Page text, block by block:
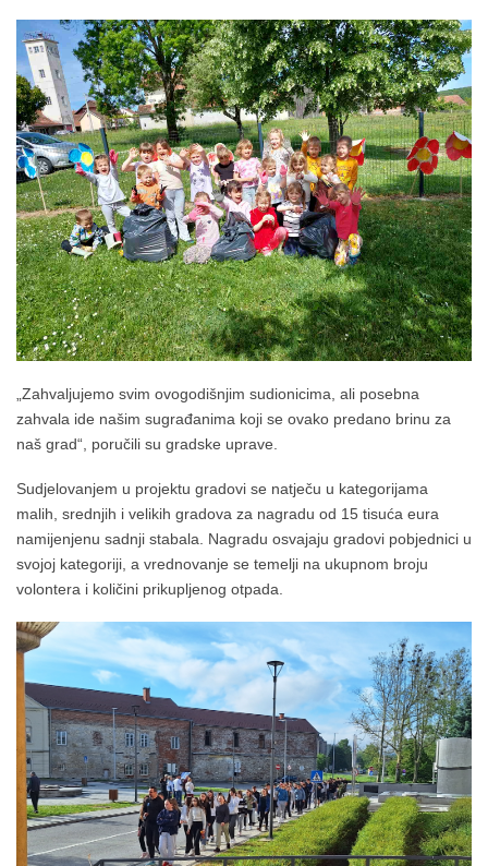
„Zahvaljujemo svim ovogodišnjim sudionicima, ali posebna
zahvala ide našim sugrađanima koji se ovako predano brinu za
naš grad“, poručili su gradske uprave.
Sudjelovanjem u projektu gradovi se natječu u kategorijama
malih, srednjih i velikih gradova za nagradu od 15 tisuća eura
namijenjenu sadnji stabala. Nagradu osvajaju gradovi pobjednici u
svojoj kategoriji, a vrednovanje se temelji na ukupnom broju
volontera i količini prikupljenog otpada.